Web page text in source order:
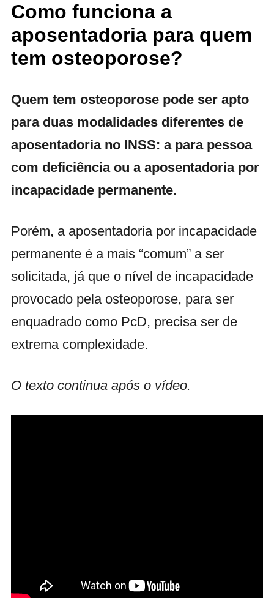
Como funciona a
aposentadoria para quem
tem osteoporose?
Quem tem osteoporose pode ser apto
para duas modalidades diferentes de
aposentadoria no INSS: a para pessoa
com deficiência ou a aposentadoria por
incapacidade permanente.
Porém, a aposentadoria por incapacidade
permanente é a mais “comum” a ser
solicitada, já que o nível de incapacidade
provocado pela osteoporose, para ser
enquadrado como PcD, precisa ser de
extrema complexidade.
O texto continua após o vídeo.